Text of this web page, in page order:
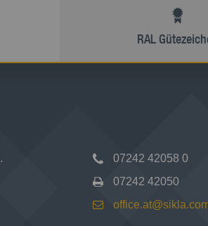
RAL
07242 42058 0
07242 42050